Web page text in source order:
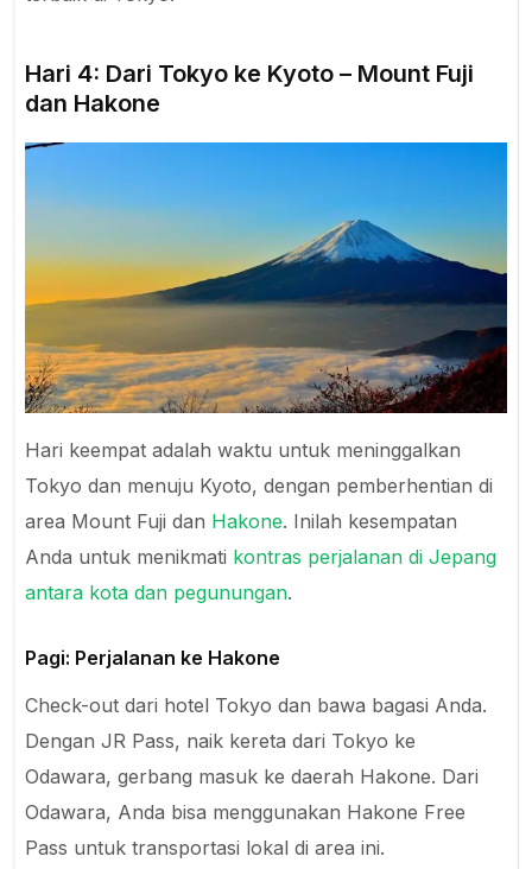
Hari 4: Dari Tokyo ke Kyoto – Mount Fuji
dan Hakone
Hari keempat adalah waktu untuk meninggalkan
Tokyo dan menuju Kyoto, dengan pemberhentian di
area Mount Fuji dan Hakone. Inilah kesempatan
Anda untuk menikmati kontras perjalanan di Jepang
antara kota dan pegunungan.
Pagi: Perjalanan ke Hakone
Check-out dari hotel Tokyo dan bawa bagasi Anda.
Dengan JR Pass, naik kereta dari Tokyo ke
Odawara, gerbang masuk ke daerah Hakone. Dari
Odawara, Anda bisa menggunakan Hakone Free
Pass untuk transportasi lokal di area ini.